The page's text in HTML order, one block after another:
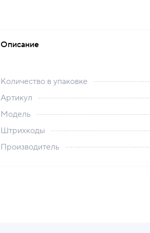
Описание
Количество в упаковке
Артикул
Модель
Штрихкоды
Производитель